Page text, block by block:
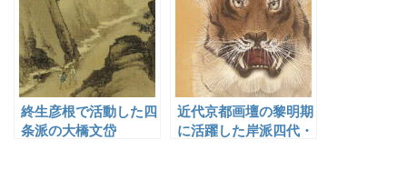
終生彦根で活動した四
条派の大橋文岱
近代京都画壇の黎明期
に活躍した岸派四代・